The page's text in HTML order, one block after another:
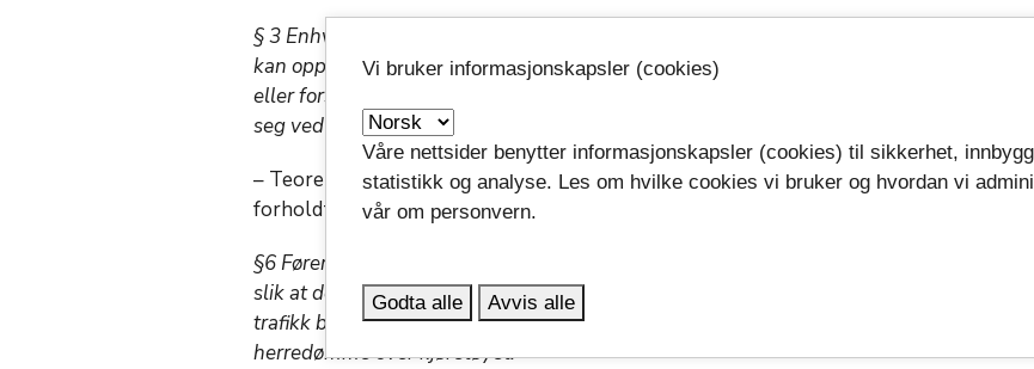
§3 Enhver skal ferdes hensynsfullt og være aktpågivende og varsom så det ikke
kan oppstå fare eller voldes skade og slik at annen trafikk ikke unødig blir hindret
eller forstyrret. Vegfarende skal også vise hensyn mot dem som bor eller oppholder
seg ved vegen.
– Teoretisk sett hadde vi ikke hatt behov for fartsgrenser dersom alle hadde
forholdt seg til §3 i veitrafikkloven, sier Lauritsen.
§6 Fører av kjøretøy skal avpasse farten etter sted, føre-, sikt- og trafikkforholdene
slik at det ikke kan oppstå fare eller voldes ulempe for andre, og slik at annen
trafikk blir minst mulig hindret eller forstyrret. Føreren skal alltid ha fullt
herredømme over kjøretøyet.
Vi bruker informasjonskapsler (cookies)
Våre nettsider benytter informasjonskapsler (cookies) til sikkerhet,
statistikk og analyse. Les om hvilke cookies vi bruker og hvordan vi
vår om personvern.
Godta alle Avvis alle